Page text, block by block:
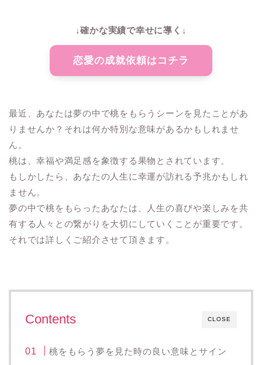
↓確かな実績で幸せに導く↓
恋愛の成就依頼はコチラ
最近、あなたは夢の中で桃をもらうシーンを見たことがあ
りませんか？それは何か特別な意味があるかもしれませ
ん。
桃は、幸福や満足感を象徴する果物とされています。
もしかしたら、あなたの人生に幸運が訪れる予兆かもしれ
ません。
夢の中で桃をもらったあなたは、人生の喜びや楽しみを共
有する人々との繋がりを大切にしていくことが重要です。
それでは詳しくご紹介させて頂きます。
CLOSE
Contents
桃をもらう夢を見た時の良い意味とサイン